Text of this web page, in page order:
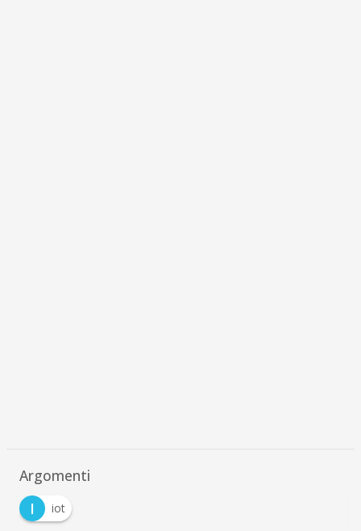
Argomenti
I
iot